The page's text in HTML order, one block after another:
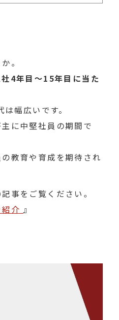
。
4年目〜15年目に当た
幅広いです。
に中堅社員の期間で
教育や育成を期待され
事をご覧ください。
紹介』